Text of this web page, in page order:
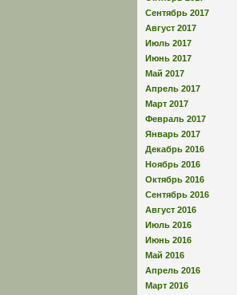
Сентябрь 2017
Август 2017
Июль 2017
Июнь 2017
Май 2017
Апрель 2017
Март 2017
Февраль 2017
Январь 2017
Декабрь 2016
Ноябрь 2016
Октябрь 2016
Сентябрь 2016
Август 2016
Июль 2016
Июнь 2016
Май 2016
Апрель 2016
Март 2016